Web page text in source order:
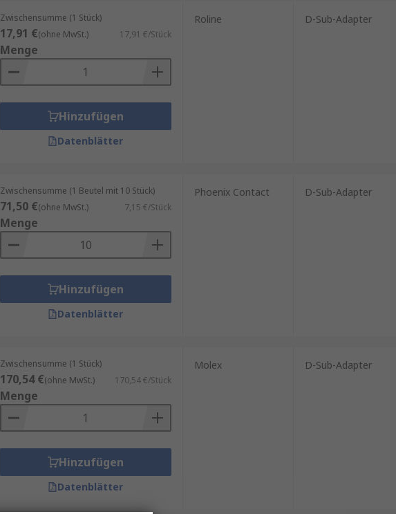
Zwischensumme (1 Stück)
17,91 €(ohne MwSt.) 17,91 €/Stück
Menge
Hinzufügen
Datenblätter
Roline D-Sub-Adapter
Zwischensumme (1 Beutel mit 10 Stück)
71,50 €(ohne MwSt.) 7,15 €/Stück
Menge
Hinzufügen
Datenblätter
Phoenix Contact D-Sub-Adapter
Zwischensumme (1 Stück)
170,54 €(ohne MwSt.) 170,54 €/Stück
Menge
Hinzufügen
Datenblätter
Molex D-Sub-Adapter